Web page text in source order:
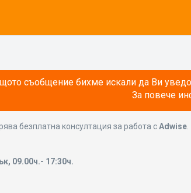
съобщение бихме искали да Ви
За повече
безплатна консултация за работа сAdwise
09.00ч.- 17:30ч.